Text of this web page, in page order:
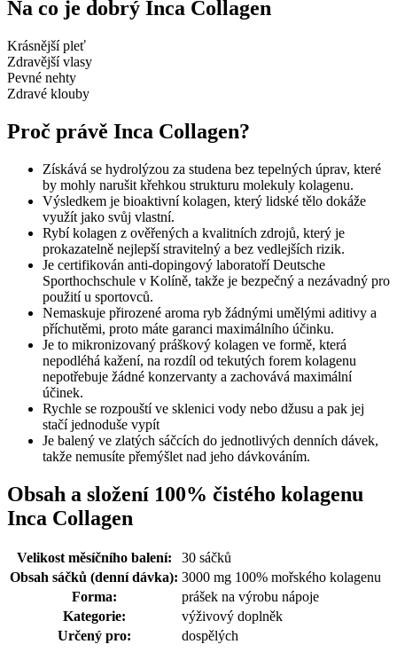
Na co je dobrý Inca Collagen
Krásnější pleť
Zdravější vlasy
Pevné nehty
Zdravé klouby
Proč právě Inca Collagen?
Získává se hydrolýzou za studena bez tepelných úprav, které
by mohly narušit křehkou strukturu molekuly kolagenu.
Výsledkem je bioaktivní kolagen, který lidské tělo dokáže
využít jako svůj vlastní.
Rybí kolagen z ověřených a kvalitních zdrojů, který je
prokazatelně nejlepší stravitelný a bez vedlejších rizik.
Je certifikován anti-dopingový laboratoří Deutsche
Sporthochschule v Kolíně, takže je bezpečný a nezávadný pro
použití u sportovců.
Nemaskuje přirozené aroma ryb žádnými umělými aditivy a
příchutěmi, proto máte garanci maximálního účinku.
Je to mikronizovaný práškový kolagen ve formě, která
nepodléhá kažení, na rozdíl od tekutých forem kolagenu
nepotřebuje žádné konzervanty a zachovává maximální
účinek.
Rychle se rozpouští ve sklenici vody nebo džusu a pak jej
stačí jednoduše vypít
Je balený ve zlatých sáčcích do jednotlivých denních dávek,
takže nemusíte přemýšlet nad jeho dávkováním.
Obsah a složení 100% čistého kolagenu
Inca Collagen
Velikost měsíčního balení:
30 sáčků
Obsah sáčků (denní dávka): 3000 mg 100% mořského kolagenu
Forma:
prášek na výrobu nápoje
Kategorie:
výživový doplněk
Určený pro:
dospělých